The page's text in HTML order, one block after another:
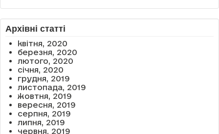
Архівні статті
квітня, 2020
березня, 2020
лютого, 2020
січня, 2020
грудня, 2019
листопада, 2019
жовтня, 2019
вересня, 2019
серпня, 2019
липня, 2019
червня, 2019